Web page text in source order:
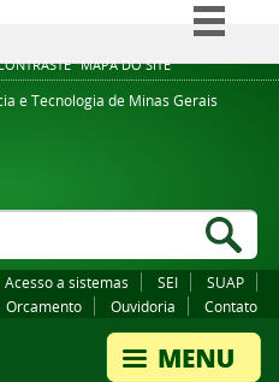
MAPA DO SITE
Simplifique!
Comunica BR
Legislação
e Tecnologia de Minas Gerais
Acesso a sistemas SEI
SUAP
Orcamento Ouvidoria Contato